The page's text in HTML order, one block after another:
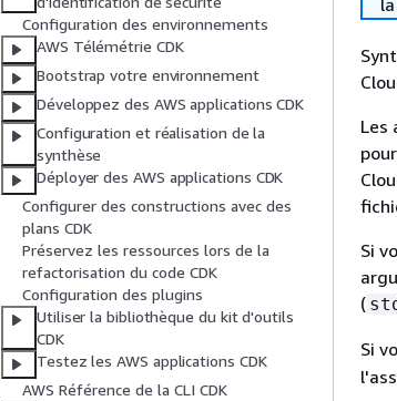
Configuration des environnements
AWS Télémétrie CDK
Bootstrap votre environnement
Développez des AWS applications CDK
Configuration et réalisation de la
synthèse
Déployer des AWS applications CDK
Configurer des constructions avec des
plans CDK
Préservez les ressources lors de la
refactorisation du code CDK
Configuration des plugins
Utiliser la bibliothèque du kit d'outils
CDK
Testez les AWS applications CDK
AWS Référence de la CLI CDK
Les
Si
(
Si